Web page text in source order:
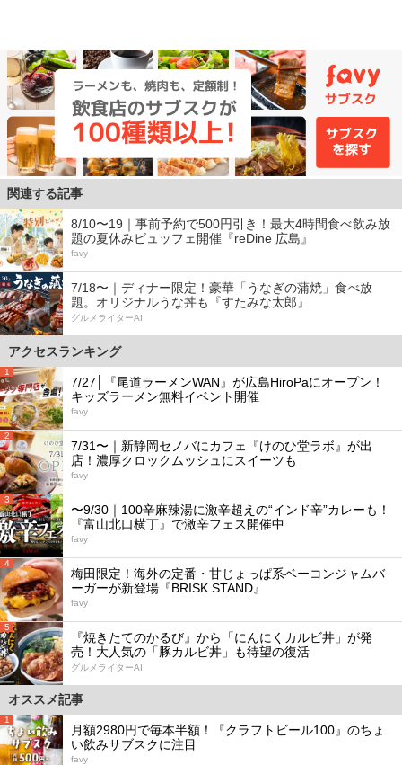
関連する記事
8/10〜19｜事前予約で500円引き！最大4時間食べ飲み放
題の夏休みビュッフェ開催『reDine 広島』
favy
7/18〜｜ディナー限定！豪華「うなぎの蒲焼」食べ放
題。オリジナルうな丼も『すたみな太郎』
グルメライターAI
アクセスランキング
1
7/27│『尾道ラーメンWAN』が広島HiroPaにオープン！
キッズラーメン無料イベント開催
favy
2
7/31〜｜新静岡セノバにカフェ『けのひ堂ラボ』が出
店！濃厚クロックムッシュにスイーツも
favy
3
〜9/30｜100辛麻辣湯に激辛超えの“インド辛”カレーも！
『富山北口横丁』で激辛フェス開催中
favy
4
梅田限定！海外の定番・甘じょっぱ系ベーコンジャムバ
ーガーが新登場『BRISK STAND』
favy
5
『焼きたてのかるび』から「にんにくカルビ丼」が発
売！大人気の「豚カルビ丼」も待望の復活
グルメライターAI
オススメ記事
1
月額2980円で毎本半額！『クラフトビール100』のちょ
い飲みサブスクに注目
favy